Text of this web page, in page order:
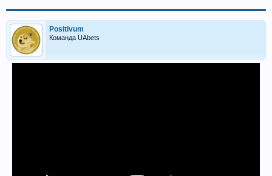
Positivum
Команда UAbets